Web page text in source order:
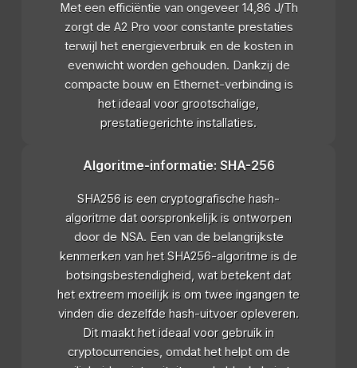
Met een efficiëntie van ongeveer 14,86 J/Th
zorgt de A2 Pro voor constante prestaties
terwijl het energieverbruik en de kosten in
evenwicht worden gehouden. Dankzij de
compacte bouw en Ethernet-verbinding is
het ideaal voor grootschalige,
prestatiegerichte installaties.
Algoritme-informatie: SHA-256
SHA256 is een cryptografische hash-
algoritme dat oorspronkelijk is ontworpen
door de NSA. Een van de belangrijkste
kenmerken van het SHA256-algoritme is de
botsingsbestendigheid, wat betekent dat
het extreem moeilijk is om twee ingangen te
vinden die dezelfde hash-uitvoer opleveren.
Dit maakt het ideaal voor gebruik in
cryptocurrencies, omdat het helpt om de